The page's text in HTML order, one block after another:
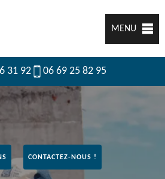
MENU
31 92 06 69 25 82 95
CONTACTEZ-NOUS !